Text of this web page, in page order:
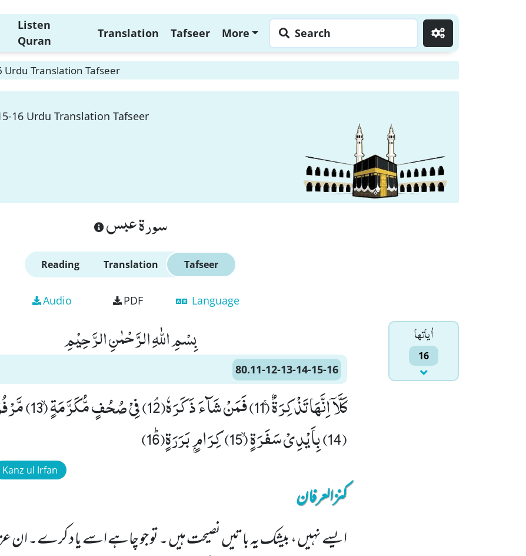
Listen
Quran
Translation Tafseer More Search
Urdu Translation Tafseer
16 Urdu Translation Tafseer
سورة عبس
Reading Translation Tafseer
Audio PDF Language
اٰياتها
16
بِسْمِ اللّٰهِ الرَّحْمٰنِ الرَّحِیْمِ
80.11-12-13-14-15-16
كَلَّاۤ اِنَّهَا تَذْكِرَةٌۚ
(14) بِاَیْدِیْ سَفَرَةٍۙ (15) كِرَامٍۭ بَرَرَةٍﭤ(16)
Kanz ul Irfan
کنزالعرفان
ایسے نہیں ، بیشک یہ باتیں نصیحت ہیں ۔ تو جو چاہے اسے یا د کرے۔